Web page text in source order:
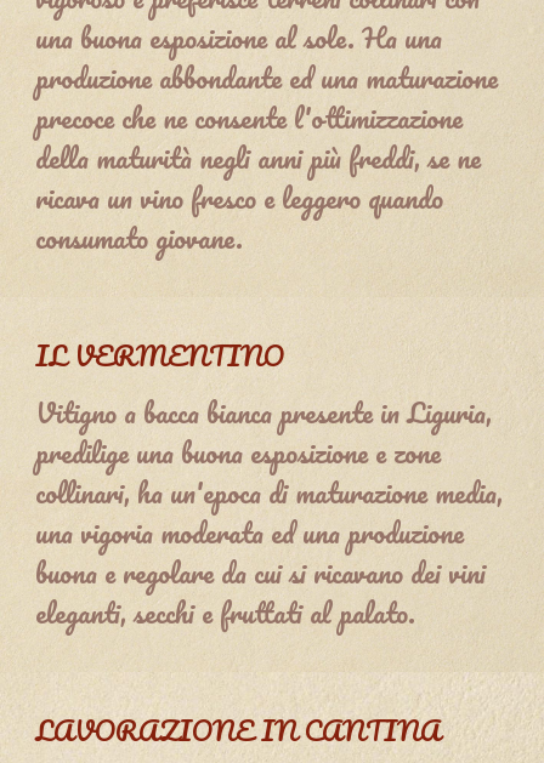
una buona esposizione al sole. Ha una
produzione abbondante ed una maturazione
precoce che ne consente l'ottimizzazione
della maturità negli anni più freddi, se ne
ricava un vino fresco e leggero quando
consumato giovane.
IL VERMENTINO
Vitigno a bacca bianca presente in Liguria,
predilige una buona esposizione e zone
collinari, ha un'epoca di maturazione media,
una vigoria moderata ed una produzione
buona e regolare da cui si ricavano dei vini
eleganti, secchi e fruttati al palato.
LAVORAZIONE IN CANTINA